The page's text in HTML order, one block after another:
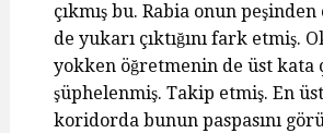
çıkmış bu. Rabia onun
de yukarı çıktığını fark etmiş.
yokken öğretmenin de üst kata
şüphelenmiş. Takip etmiş. En
koridorda bunun paspasını